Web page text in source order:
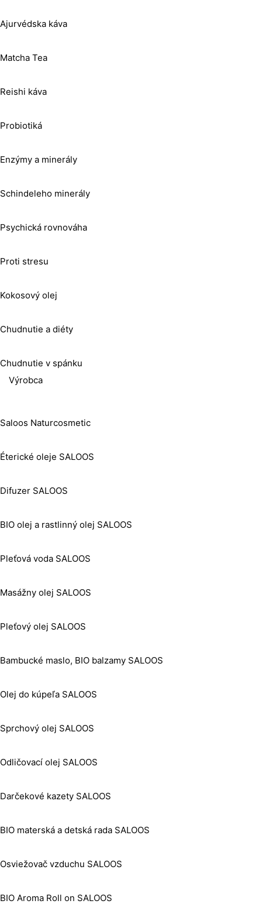
Ajurvédska káva
Matcha Tea
Reishi káva
Probiotiká
Enzýmy a minerály
Schindeleho minerály
Psychická rovnováha
Proti stresu
Kokosový olej
Chudnutie a diéty
Chudnutie v spánku
Výrobca
Saloos Naturcosmetic
Éterické oleje SALOOS
Difuzer SALOOS
BIO olej a rastlinný olej SALOOS
Pleťová voda SALOOS
Masážny olej SALOOS
Pleťový olej SALOOS
Bambucké maslo, BIO balzamy SALOOS
Olej do kúpeľa SALOOS
Sprchový olej SALOOS
Odličovací olej SALOOS
Darčekové kazety SALOOS
BIO materská a detská rada SALOOS
Osviežovač vzduchu SALOOS
BIO Aroma Roll on SALOOS